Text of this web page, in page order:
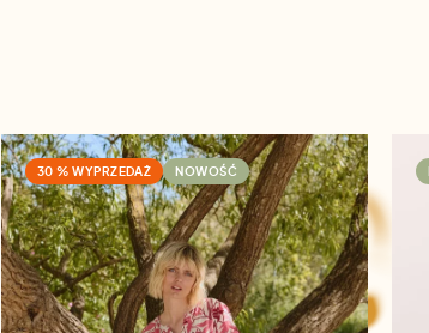
30 % WYPRZEDAŻ NOWOŚĆ